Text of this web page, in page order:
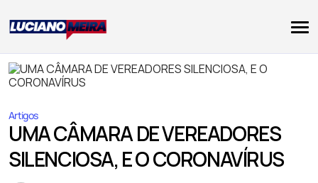
Artigos
UMA CÂMARA DE VEREADORES
SILENCIOSA, E O CORONAVÍRUS